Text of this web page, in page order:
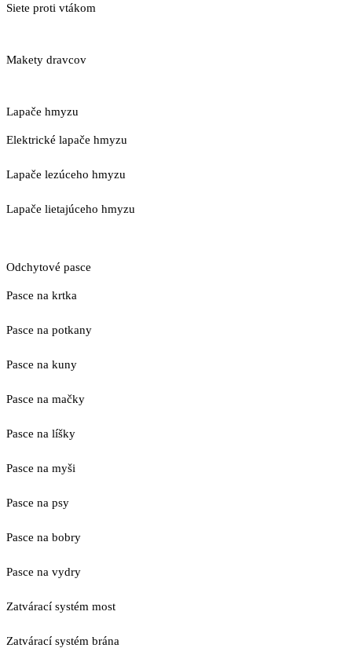
Siete proti vtákom
Makety dravcov
Lapače hmyzu
Elektrické lapače hmyzu
Lapače lezúceho hmyzu
Lapače lietajúceho hmyzu
Odchytové pasce
Pasce na krtka
Pasce na potkany
Pasce na kuny
Pasce na mačky
Pasce na líšky
Pasce na myši
Pasce na psy
Pasce na bobry
Pasce na vydry
Zatvárací systém most
Zatvárací systém brána